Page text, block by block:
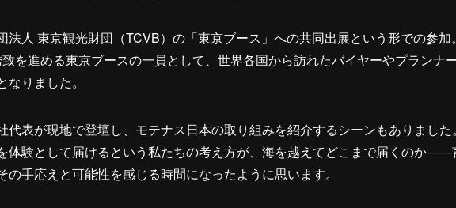
法人 東京観光財団（TCVB）の「東京ブース」への共同出展という形での参加。
を進める東京ブースの一員として、世界各国から訪れたバイヤーやプランナ
りました。
代表が現地で登壇し、モテナス日本の取り組みを紹介するシーンもありました。
体験として届けるという私たちの考え方が、海を越えてどこまで届くのか――
の手応えと可能性を感じる時間になったように思います。